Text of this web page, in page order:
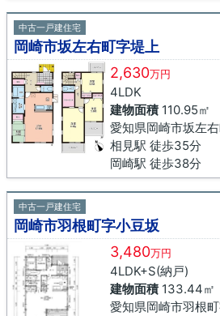
中古一戸建住宅
岡崎市坂左右町字堤上
2,630万円
4LDK
建物面積110.95㎡
愛知県岡崎市坂左
相見駅 徒歩35分
岡崎駅 徒歩38分
中古一戸建住宅
岡崎市羽根町字小豆坂
3,480万円
4LDK+S(納戸)
建物面積133.44㎡
愛知県岡崎市羽根